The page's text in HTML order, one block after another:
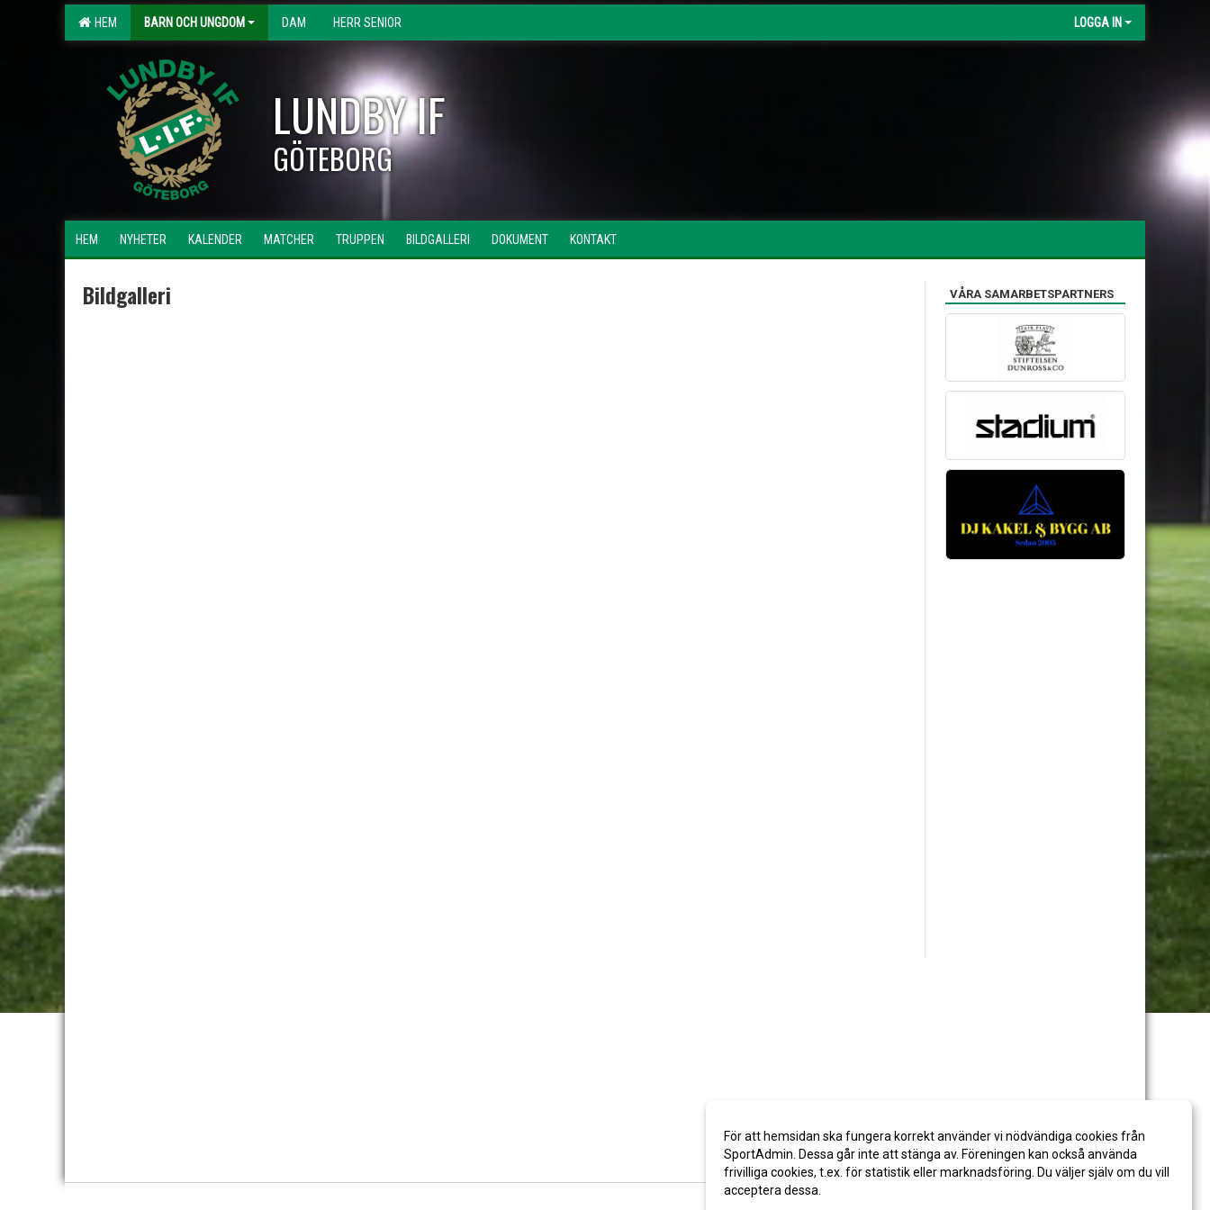
HEM BARN OCH UNGDOM DAM HERR SENIOR LOGGA IN
LUNDBY IF
GÖTEBORG
HEM NYHETER KALENDER MATCHER TRUPPEN BILDGALLERI DOKUMENT KONTAKT
Bildgalleri VÅRA SAMARBETSPARTNERS
För att hemsidan ska fungera korrekt använder vi nödvändiga cookies från
SportAdmin. Dessa går inte att stänga av. Föreningen kan också använda
frivilliga cookies, t.ex. för statistik eller marknadsföring. Du väljer själv om du vill
acceptera dessa.